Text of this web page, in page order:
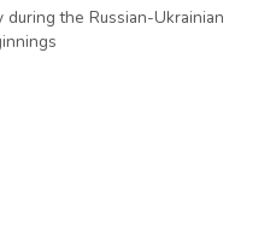
the Russian-Ukrainian